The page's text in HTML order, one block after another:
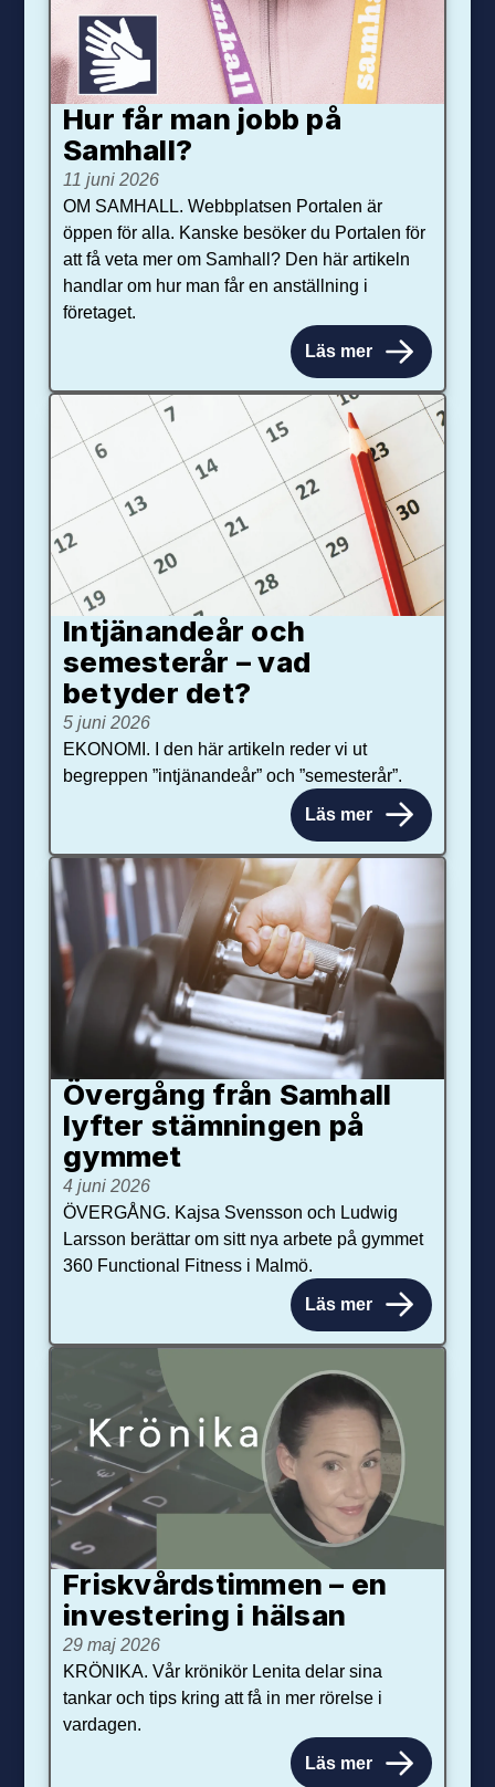
Hur får man jobb på
Samhall?
11 juni 2026
OM SAMHALL. Webbplatsen Portalen är
öppen för alla. Kanske besöker du Portalen för
att få veta mer om Samhall? Den här artikeln
handlar om hur man får en anställning i
företaget.
Läs mer
Intjänandeår och
semesterår – vad
betyder det?
5 juni 2026
EKONOMI. I den här artikeln reder vi ut
begreppen ”intjänandeår” och ”semesterår”.
Läs mer
Övergång från Samhall
lyfter stämningen på
gymmet
4 juni 2026
ÖVERGÅNG. Kajsa Svensson och Ludwig
Larsson berättar om sitt nya arbete på gymmet
360 Functional Fitness i Malmö.
Läs mer
Friskvårdstimmen – en
investering i hälsan
29 maj 2026
KRÖNIKA. Vår krönikör Lenita delar sina
tankar och tips kring att få in mer rörelse i
vardagen.
Läs mer